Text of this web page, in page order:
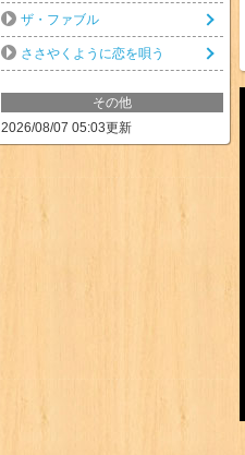
ザ・ファブル
ささやくように恋を唄う
その他
2026/08/07 05:03更新